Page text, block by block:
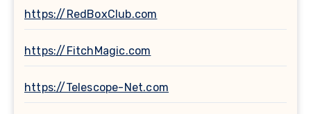
https://RedBoxClub.com
https://FitchMagic.com
https://Telescope-Net.com